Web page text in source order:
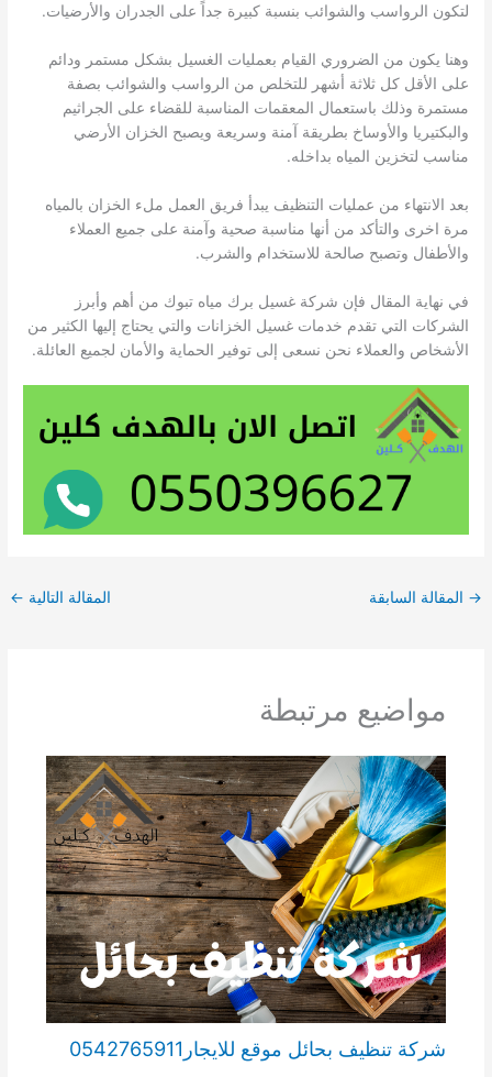
لتكون الرواسب والشوائب بنسبة كبيرة جداً على الجدران والأرضيات.
وهنا يكون من الضروري القيام بعمليات الغسيل بشكل مستمر ودائم
على الأقل كل ثلاثة أشهر للتخلص من الرواسب والشوائب بصفة
مستمرة وذلك باستعمال المعقمات المناسبة للقضاء على الجراثيم
والبكتيريا والأوساخ بطريقة آمنة وسريعة ويصبح الخزان الأرضي
مناسب لتخزين المياه بداخله.
بعد الانتهاء من عمليات التنظيف يبدأ فريق العمل ملء الخزان بالمياه
مرة اخرى والتأكد من أنها مناسبة صحية وآمنة على جميع العملاء
والأطفال وتصبح صالحة للاستخدام والشرب.
في نهاية المقال فإن شركة غسيل برك مياه تبوك من أهم وأبرز
الشركات التي تقدم خدمات غسيل الخزانات والتي يحتاج إليها الكثير من
الأشخاص والعملاء نحن نسعى إلى توفير الحماية والأمان لجميع العائلة.
→ المقالة السابقة المقالة التالية ←
مواضيع مرتبطة
شركة تنظيف بحائل موقع للايجار0542765911